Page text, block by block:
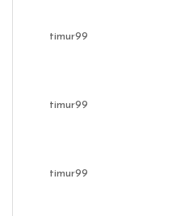
timur99
timur99
timur99